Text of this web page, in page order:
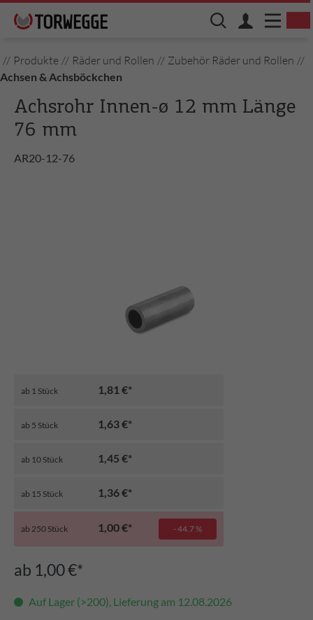
// Produkte // Räder und Rollen // Zubehör Räder und Rollen //
Achsen & Achsböckchen
Achsrohr Innen-ø 12 mm Länge
76 mm
AR20-12-76
ab 1,00 €*
Auf Lager (>200), Lieferung am 12.08.2026
ab 1 Stück 1,81 €*
ab 5 Stück 1,63 €*
ab 10 Stück 1,45 €*
ab 15 Stück 1,36 €*
ab 250 Stück 1,00 €* - 44.7 %